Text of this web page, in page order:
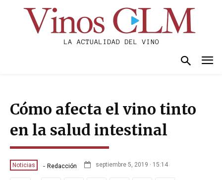
Cómo afecta el vino tinto
en la salud intestinal
Noticias - Redacción septiembre 5, 2019 · 15:14